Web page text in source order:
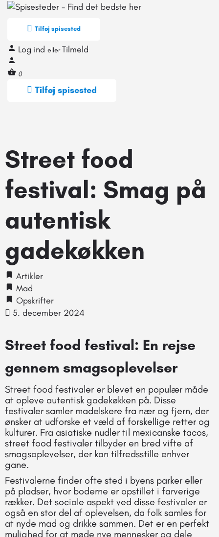
Tilføj spisested
Log ind eller Tilmeld
0
Tilføj spisested
Street food
festival: Smag på
autentisk
gadekøkken
Artikler
Mad
Opskrifter
5. december 2024
Street food festival: En rejse
gennem smagsoplevelser
Street food festivaler er blevet en populær måde
at opleve autentisk gadekøkken på. Disse
festivaler samler madelskere fra nær og fjern, der
ønsker at udforske et væld af forskellige retter og
kulturer. Fra asiatiske nudler til mexicanske tacos,
street food festivaler tilbyder en bred vifte af
smagsoplevelser, der kan tilfredsstille enhver
gane.
Festivalerne finder ofte sted i byens parker eller
på pladser, hvor boderne er opstillet i farverige
rækker. Det sociale aspekt ved disse festivaler er
også en stor del af oplevelsen, da folk samles for
at nyde mad og drikke sammen. Det er en perfekt
mulighed for at møde nye mennesker og dele